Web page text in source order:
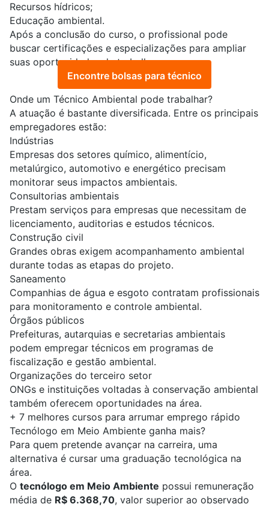
Recursos hídricos;
Educação ambiental.
Após a conclusão do curso, o profissional pode
buscar certificações e especializações para ampliar
suas oportunidades de trabalho.
Encontre bolsas para técnico
Onde um Técnico Ambiental pode trabalhar?
A atuação é bastante diversificada. Entre os principais
empregadores estão:
Indústrias
Empresas dos setores químico, alimentício,
metalúrgico, automotivo e energético precisam
monitorar seus impactos ambientais.
Consultorias ambientais
Prestam serviços para empresas que necessitam de
licenciamento, auditorias e estudos técnicos.
Construção civil
Grandes obras exigem acompanhamento ambiental
durante todas as etapas do projeto.
Saneamento
Companhias de água e esgoto contratam profissionais
para monitoramento e controle ambiental.
Órgãos públicos
Prefeituras, autarquias e secretarias ambientais
podem empregar técnicos em programas de
fiscalização e gestão ambiental.
Organizações do terceiro setor
ONGs e instituições voltadas à conservação ambiental
também oferecem oportunidades na área.
+ 7 melhores cursos para arrumar emprego rápido
Tecnólogo em Meio Ambiente ganha mais?
Para quem pretende avançar na carreira, uma
alternativa é cursar uma graduação tecnológica na
área.
O tecnólogo em Meio Ambiente possui remuneração
média de R$ 6.368,70, valor superior ao observado